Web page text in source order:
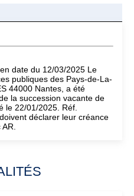
date du 12/03/2025 Le
publiques des Pays-de-La-
44000 Nantes, a été
la succession vacante de
le 22/01/2025. Réf.
déclarer leur créance